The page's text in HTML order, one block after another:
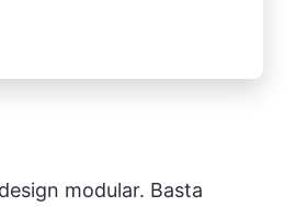
modular. Basta